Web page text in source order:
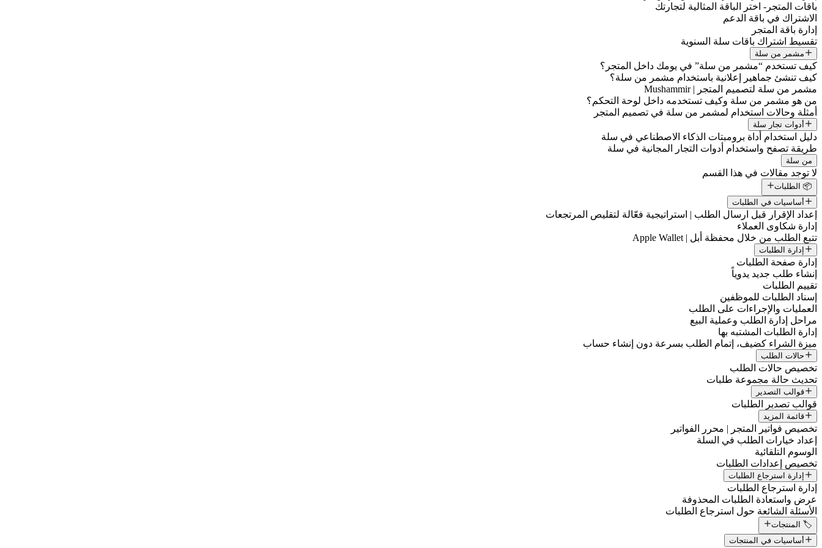
باقات المتجر- اختر الباقة المثالية لتجارتك
الاشتراك في باقة الدعم
إدارة باقة المتجر
تقسيط اشتراك باقات سلة السنوية
مشمر من سلة
كيف تستخدم “مشمر من سلة” في يومك داخل المتجر؟
كيف تنشئ جماهير إعلانية باستخدام مشمر من سلة؟
مشمر من سلة لتصميم المتجر | Mushammir
من هو مشمر من سلة وكيف تستخدمه داخل لوحة التحكم؟
أمثلة وحالات استخدام لمشمر من سلة في تصميم المتجر
أدوات تجار سلة
دليل استخدام أداة برومبتات الذكاء الاصطناعي في سلة
طريقة تصفح واستخدام أدوات التجار المجانية في سلة
من سلة
لا توجد مقالات في هذا القسم
📦 الطلبات
أساسيات في الطلبات
إعداد الإقرار قبل ارسال الطلب | استراتيجية فعّالة لتقليص المرتجعات
إدارة شكاوى العملاء
تتبع الطلب من خلال محفظة أبل | Apple Wallet
إدارة الطلبات
إدارة صفحة الطلبات
إنشاء طلب جديد يدوياً
تقييم الطلبات
إسناد الطلبات للموظفين
العمليات والإجراءات على الطلب
مراحل إدارة الطلب وعملية البيع
إدارة الطلبات المشتبه بها
ميزة الشراء كضيف، إتمام الطلب بسرعة دون إنشاء حساب
حالات الطلب
تخصيص حالات الطلب
تحديث حالة مجموعة طلبات
قوالب التصدير
قوالب تصدير الطلبات
قائمة المزيد
تخصيص فواتير المتجر | محرر الفواتير
إعداد خيارات الطلب في السلة
الوسوم التلقائية
تخصيص إعدادات الطلبات
إدارة استرجاع الطلبات
إدارة استرجاع الطلبات
عرض واستعادة الطلبات المحذوفة
الأسئلة الشائعة حول استرجاع الطلبات
🏷️ المنتجات
أساسيات في المنتجات